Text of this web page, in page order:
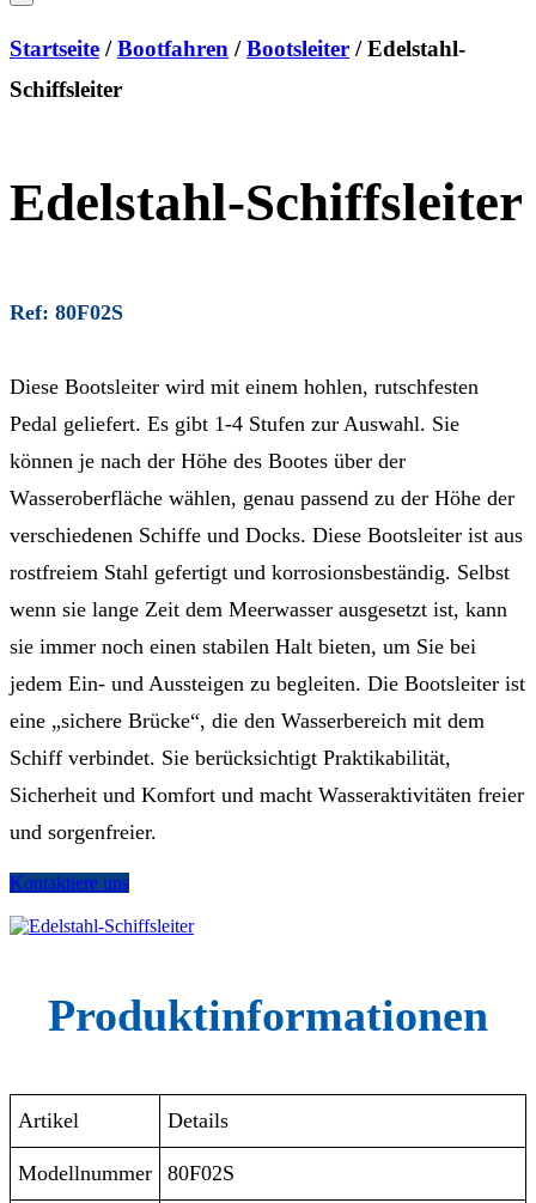
Startseite /Bootfahren /Bootsleiter / Edelstahl-
Schiffsleiter
Edelstahl-Schiffsleiter
Ref: 80F02S
Diese Bootsleiter wird mit einem hohlen, rutschfesten
Pedal geliefert. Es gibt 1-4 Stufen zur Auswahl. Sie
können je nach der Höhe des Bootes über der
Wasseroberfläche wählen, genau passend zu der Höhe der
verschiedenen Schiffe und Docks. Diese Bootsleiter ist aus
rostfreiem Stahl gefertigt und korrosionsbeständig. Selbst
wenn sie lange Zeit dem Meerwasser ausgesetzt ist, kann
sie immer noch einen stabilen Halt bieten, um Sie bei
jedem Ein- und Aussteigen zu begleiten. Die Bootsleiter ist
eine „sichere Brücke“, die den Wasserbereich mit dem
Schiff verbindet. Sie berücksichtigt Praktikabilität,
Sicherheit und Komfort und macht Wasseraktivitäten freier
und sorgenfreier.
Kontaktiere uns
Produktinformationen
Artikel Details
Modellnummer 80F02S